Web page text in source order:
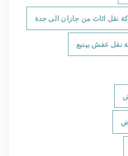
نقل اثاث من جازان الى جدة
نقل عفش بينبع